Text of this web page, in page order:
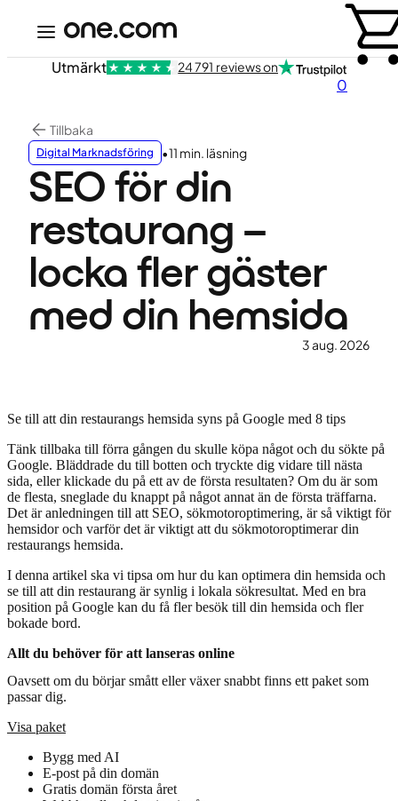
0
Utmärkt 24 791 reviews on
Tillbaka
Digital Marknadsföring •11 min. läsning
SEO för din
restaurang –
locka fler gäster
med din hemsida
3 aug. 2026
Se till att din restaurangs hemsida syns på Google med 8 tips
Tänk tillbaka till förra gången du skulle köpa något och du sökte på
Google. Bläddrade du till botten och tryckte dig vidare till nästa
sida, eller klickade du på ett av de första resultaten? Om du är som
de flesta, sneglade du knappt på något annat än de första träffarna.
Det är anledningen till att SEO, sökmotoroptimering, är så viktigt för
hemsidor och varför det är viktigt att du sökmotoroptimerar din
restaurangs hemsida.
I denna artikel ska vi tipsa om hur du kan optimera din hemsida och
se till att din restaurang är synlig i lokala sökresultat. Med en bra
position på Google kan du få fler besök till din hemsida och fler
bokade bord.
Allt du behöver för att lanseras online
Oavsett om du börjar smått eller växer snabbt finns ett paket som
passar dig.
Visa paket
Bygg med AI
E-post på din domän
Gratis domän första året